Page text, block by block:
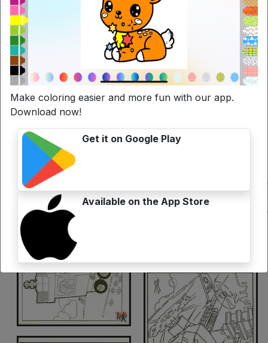
Make coloring easier and more fun with our app.
Download now!
Get it on Google Play
Available on the App Store